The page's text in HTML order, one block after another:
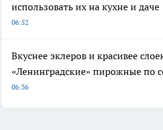
использовать их на кухне и даче
06:52
Вкуснее эклеров и красивее
«Ленинградские» пирожные по
06:36